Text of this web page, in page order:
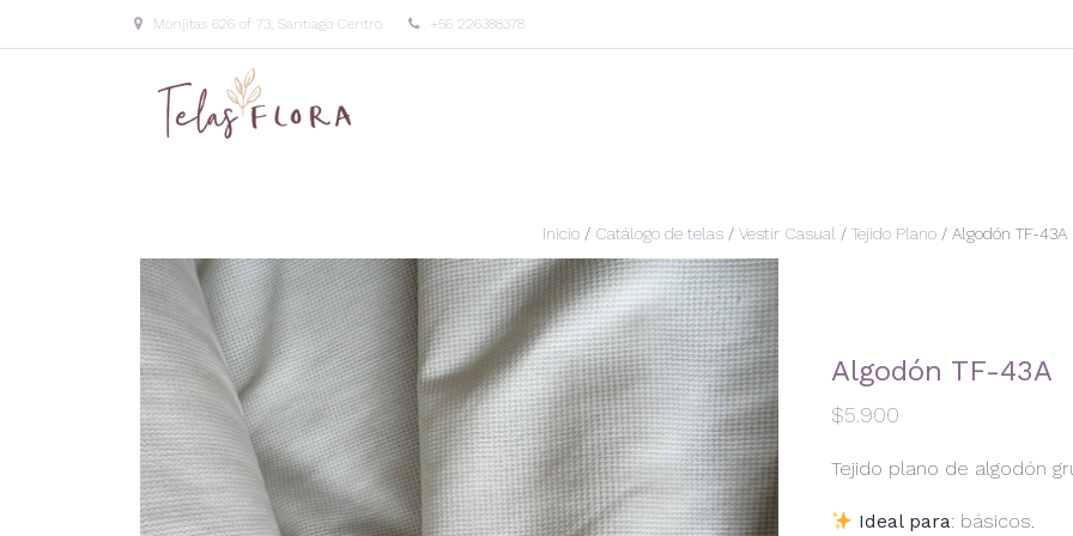
Monjitas 626 of 73, Santiago Centro. +56 226388378
Inicio / Catálogo de telas / Vestir Casual / Tejido Plano / Algodón TF-43A
Algodón TF-43A
$5.900
Tejido plano de algodón
Ideal para: básicos.